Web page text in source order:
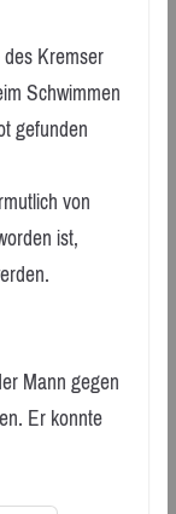
Kremser
Schwimmen
gefunden
von
ist,
Mann gegen
Er konnte